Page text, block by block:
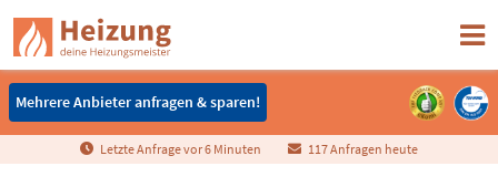
Mehrere Anbieter anfragen & sparen!
Mehrere Anbieter anfragen & sparen!
Letzte Anfrage vor6 Minuten 117 Anfragen heute